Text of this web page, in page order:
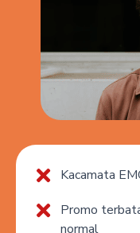
Kacamata
Promo
normal